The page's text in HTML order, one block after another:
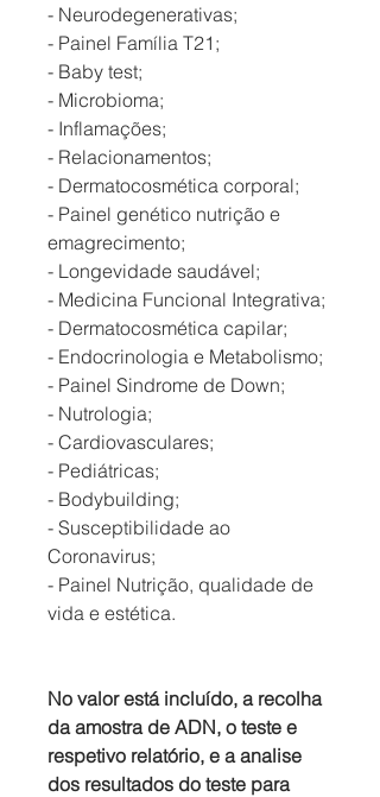
- Neurodegenerativas;
- Painel Família T21;
- Baby test;
- Microbioma;
- Inflamações;
- Relacionamentos;
- Dermatocosmética corporal;
- Painel genético nutrição e
emagrecimento;
- Longevidade saudável;
- Medicina Funcional Integrativa;
- Dermatocosmética capilar;
- Endocrinologia e Metabolismo;
- Painel Sindrome de Down;
- Nutrologia;
- Cardiovasculares;
- Pediátricas;
- Bodybuilding;
- Susceptibilidade ao
Coronavirus;
- Painel Nutrição, qualidade de
vida e estética.
No valor está incluído, a recolha
da amostra de ADN, o teste e
respetivo relatório, e a analise
dos resultados do teste para